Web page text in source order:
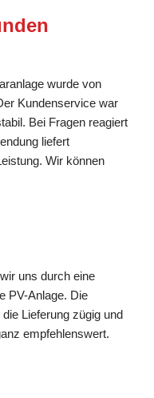
wurde von
Kundenservice war
Bei Fragen reagiert
liefert
Wir können
uns durch eine
PV-Anlage. Die
Lieferung zügig und
empfehlenswert.